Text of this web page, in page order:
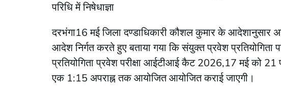
परिधि में निषेधाज्ञा
दरभंगा16 मई जिला दण्डाधिकारी कौशल कुमार के आदेशानुसार
आदेश निर्गत करते हुए बताया गया कि संयुक्त प्रवेश प्रतियोगिता
प्रतियोगिता प्रवेश परीक्षा आईटीआई कैट 2026,17 मई को 21
एक 1:15 अपराह्न तक आयोजित आयोजित कराई जाएगी।